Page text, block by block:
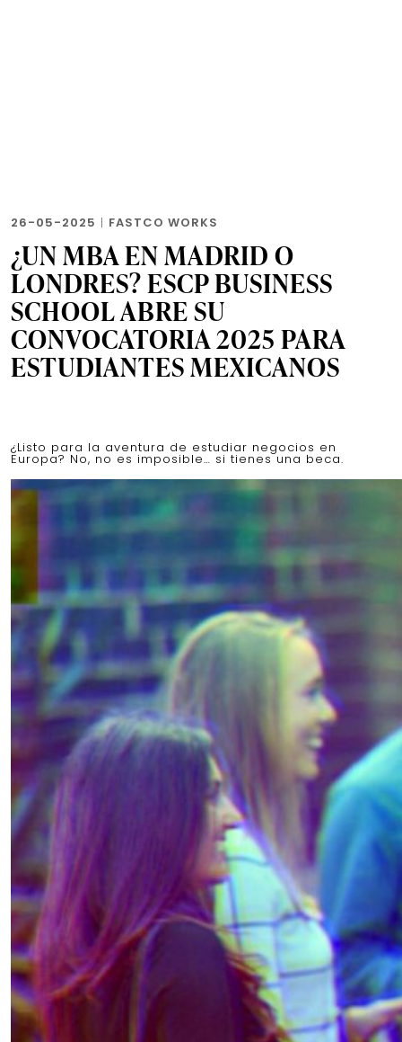
26-05-2025 | FASTCO WORKS
¿UN MBA EN MADRID O
LONDRES? ESCP BUSINESS
SCHOOL ABRE SU
CONVOCATORIA 2025 PARA
ESTUDIANTES MEXICANOS
¿Listo para la aventura de estudiar negocios en
Europa? No, no es imposible… si tienes una beca.